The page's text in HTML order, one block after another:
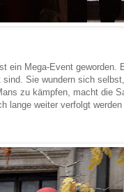
ein Mega-Event
Sie wundern sich
zu kämpfen, macht die
lange weiter verfolgt